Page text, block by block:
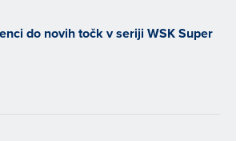
do novih točk v seriji WSK Super